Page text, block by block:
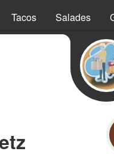
Tacos Salades